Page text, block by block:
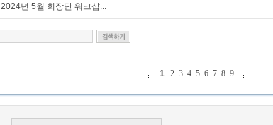
2024년 5월 회장단 워크샵...
1 2 3 4 5 6 7 8 9